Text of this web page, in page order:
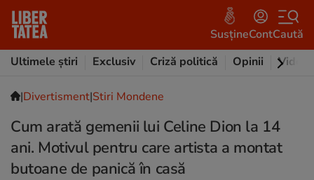
SusțineContCaută
Ultimele știri
Exclusiv Criză politică Opinii Video
|Divertisment|Stiri Mondene
Cum arată gemenii lui Celine Dion la 14
ani. Motivul pentru care artista a montat
butoane de panică în casă